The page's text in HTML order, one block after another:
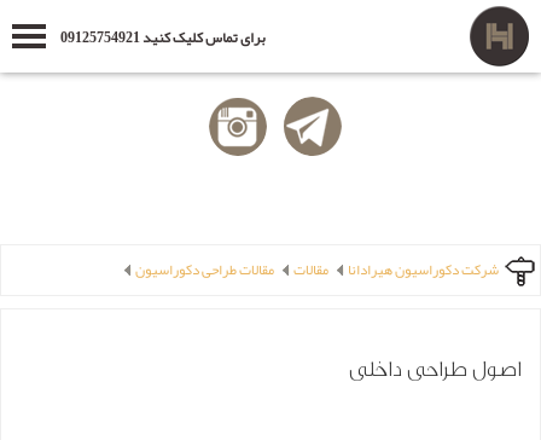
برای تماس کلیک کنید 09125754921
شرکت دکوراسیون هیرادانا مقالات مقالات طراحی دکوراسیون
اصول طراحی داخلی